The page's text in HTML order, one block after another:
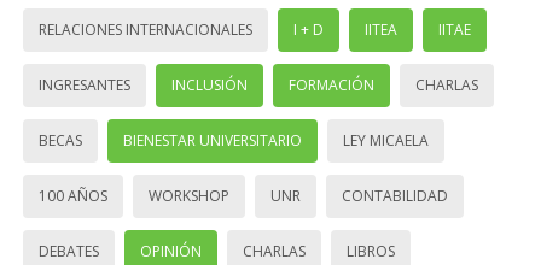
RELACIONES INTERNACIONALES I + D IITEA IITAE
INGRESANTES INCLUSIÓN FORMACIÓN CHARLAS
BECAS BIENESTAR UNIVERSITARIO LEY MICAELA
100 AÑOS WORKSHOP UNR CONTABILIDAD
DEBATES OPINIÓN CHARLAS LIBROS